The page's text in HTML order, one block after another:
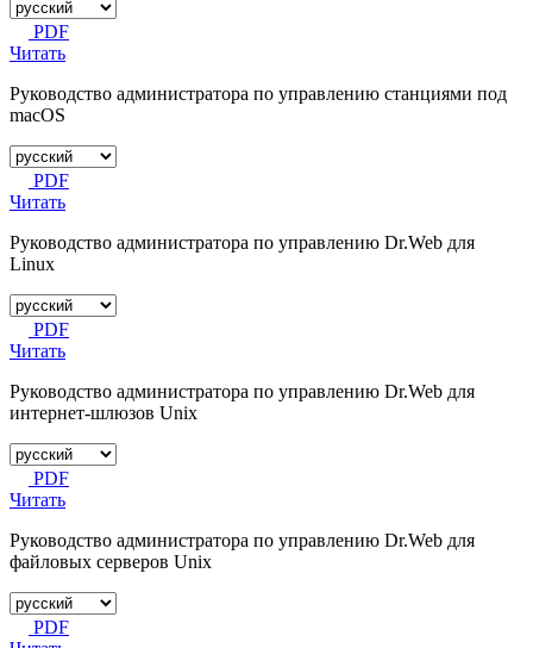
PDF
Читать
Руководство администратора по управлению станциями под
macOS
PDF
Читать
Руководство администратора по управлению Dr.Web для
Linux
PDF
Читать
Руководство администратора по управлению Dr.Web для
интернет-шлюзов Unix
PDF
Читать
Руководство администратора по управлению Dr.Web для
файловых серверов Unix
PDF